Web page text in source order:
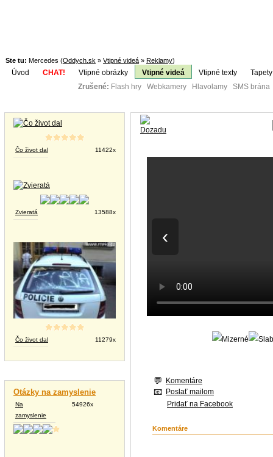
Ste tu: Mercedes (Oddych.sk » Vtipné videá » Reklamy)
Úvod CHAT! Vtipné obrázky Vtipné videá Vtipné texty
Zrušené: Flash hry Webkamery Hlavolamy SMS
Čo život dal 11422x
Zvieratá 13588x
Čo život dal 11279x
Otázky na zamyslenie
Na
zamyslenie
54926x
‹
Komentáre
Poslať mailom
Pridať na Facebook
Komentáre